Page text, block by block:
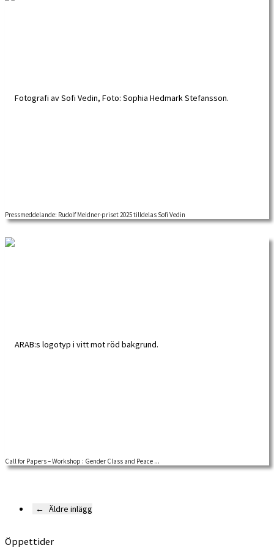
RUDOLF MEIDNER-PRISET 2025 för forskning i fackföreningsrörelsens historia
Pressmeddelande: Rudolf Meidner-priset 2025 tilldelas Sofi Vedin
Thursday 5th – Friday 6th February 2026Arbetarrörelsens Arkiv och
Call for Papers – Workshop : Gender Class and Peace ...
← Äldre inlägg
Öppettider